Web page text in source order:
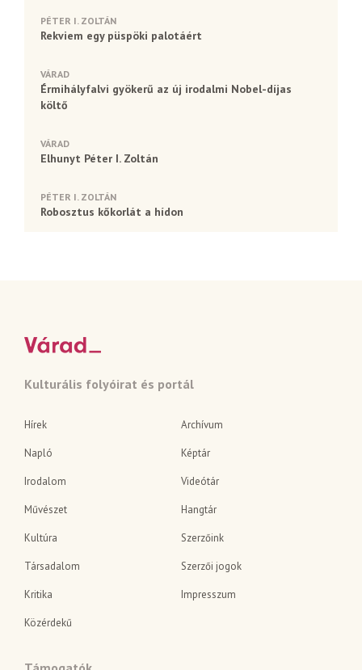
PÉTER I. ZOLTÁN
Rekviem egy püspöki palotáért
VÁRAD
Érmihályfalvi gyökerű az új irodalmi Nobel-díjas
költő
VÁRAD
Elhunyt Péter I. Zoltán
PÉTER I. ZOLTÁN
Robosztus kőkorlát a hídon
Kulturális folyóirat és portál
Hírek
Napló
Irodalom
Művészet
Kultúra
Társadalom
Kritika
Közérdekű
Archívum
Képtár
Videótár
Hangtár
Szerzőink
Szerzői jogok
Impresszum